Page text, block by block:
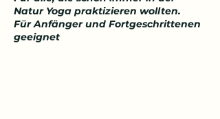
Natur Yoga praktizieren wollten.
Für Anfänger und Fortgeschrittenen
geeignet